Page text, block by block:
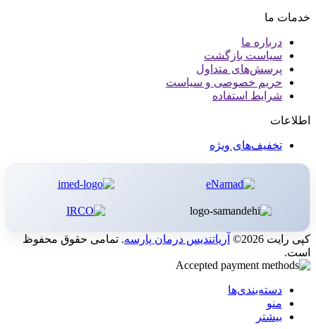
خدمات ما
درباره ما
سیاست بازگشت
پرسش‌های متداول
حریم خصوصی و سیاست
شرایط استفاده
اطلاعات
تخفیف‌های ویژه
کپی رایت 2026© آریاتندیس درمان پارسه. تمامی حقوق محفوظ
است.
دسته‌بندی‌ها
منو
بیشتر